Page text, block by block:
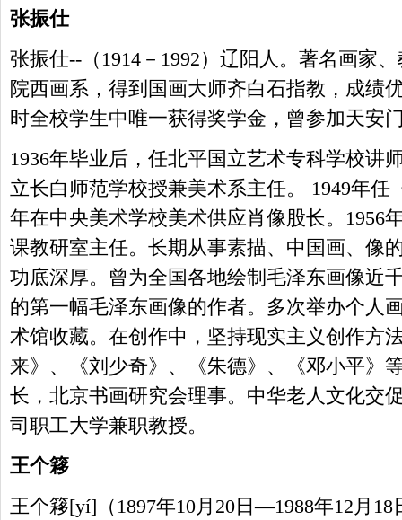
张振仕
张振仕--（1914－1992）辽阳人。著名画家
院西画系，得到国画大师齐白石指教，成绩
时全校学生中唯一获得奖学金，曾参加天安
1936年毕业后，任北平国立艺术专科学校讲
立长白师范学校授兼美术系主任。 1949年任
年在中央美术学校美术供应肖像股长。1956
课教研室主任。长期从事素描、中国画、像
功底深厚。曾为全国各地绘制毛泽东画像近
的第一幅毛泽东画像的作者。多次举办个人
术馆收藏。在创作中，坚持现实主义创作方
来》、《刘少奇》、《朱德》、《邓小平》
长，北京书画研究会理事。中华老人文化交
司职工大学兼职教授。
王个簃
王个簃[yí]（1897年10月20日—1988年12月